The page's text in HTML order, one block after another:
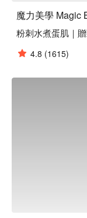
魔力美學 Magic
粉刺水煮蛋肌｜
4.8 (1615)